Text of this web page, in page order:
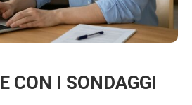
CON I SONDAGGI